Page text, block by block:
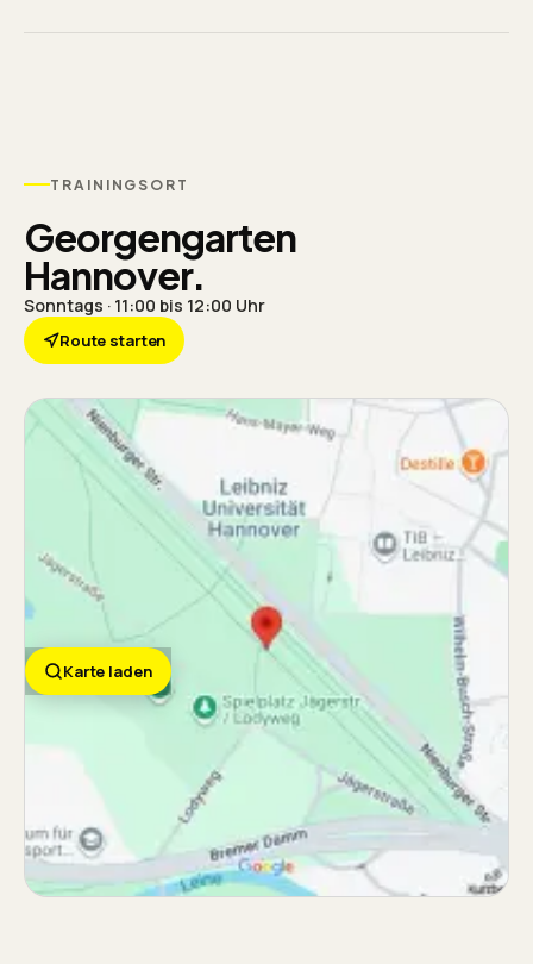
TRAININGSORT
Georgengarten
Hannover.
Sonntags · 11:00 bis 12:00 Uhr
Route starten
Karte laden